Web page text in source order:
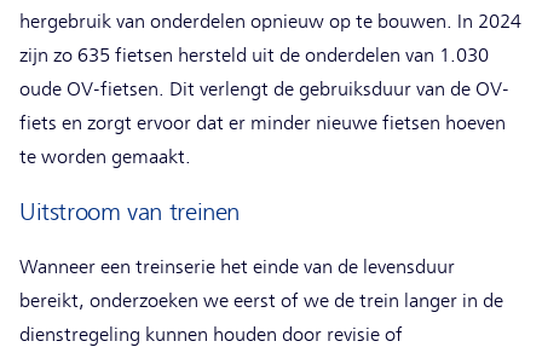
hergebruik van onderdelen opnieuw op te bouwen. In 2024
zijn zo 635 fietsen hersteld uit de onderdelen van 1.030
oude OV-fietsen. Dit verlengt de gebruiksduur van de OV-
fiets en zorgt ervoor dat er minder nieuwe fietsen hoeven
te worden gemaakt.
Uitstroom van treinen
Wanneer een treinserie het einde van de levensduur
bereikt, onderzoeken we eerst of we de trein langer in de
dienstregeling kunnen houden door revisie of